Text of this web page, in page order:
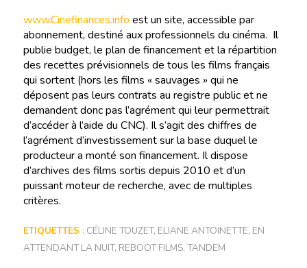
www.Cinefinances.info est un site, accessible par
abonnement, destiné aux professionnels du cinéma. Il
publie budget, le plan de financement et la répartition
des recettes prévisionnels de tous les films français
qui sortent (hors les films « sauvages » qui ne
déposent pas leurs contrats au registre public et ne
demandent donc pas l’agrément qui leur permettrait
d’accéder à l’aide du CNC). Il s’agit des chiffres de
l’agrément d’investissement sur la base duquel le
producteur a monté son financement. Il dispose
d’archives des films sortis depuis 2010 et d’un
puissant moteur de recherche, avec de multiples
critères.
ETIQUETTES : CÉLINE TOUZET, ELIANE ANTOINETTE, EN
ATTENDANT LA NUIT, REBOOT FILMS, TANDEM